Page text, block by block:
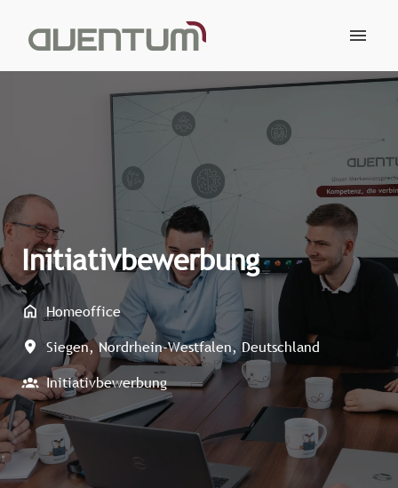
Inhalt
springenStartseite
Initiativbewerbung
Homeoffice
Siegen, Nordrhein-Westfalen, Deutschland
Initiativbewerbung